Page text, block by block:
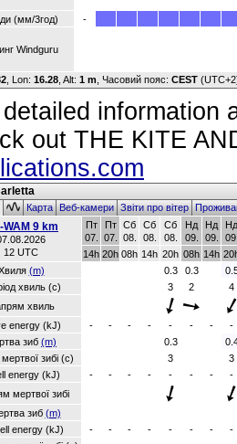
(мм/3год) -
Windguru
, Lon: 16.28 Alt: 1 m , Часовий пояс: CEST
information
out THE KITE
КартаВеб-камериЗвіти про вітер
WAM 9 km
12 UTC
Пт
07.
Пт
07.
Сб
08.
Сб
08.
Сб
08.
Нд
09.
Нд
09.
Нд
14h 20h 08h 14h 20h 08h 14h
(m) 0.3 0.3
хвиль (с)
3 2
4
хвиль
energy (kJ)
- - - - - - -
-
зиб (m) 0.3
зибі (с)
3
3
energy (kJ)
- - - - - - -
-
мертвої зибі
зиб (m)
energy (kJ)
- - - - - - -
-